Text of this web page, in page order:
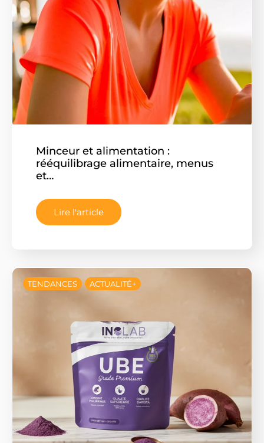
Minceur et alimentation :
rééquilibrage alimentaire, menus
et…
Lire l'article
TENDANCES ACTUALITÉ+